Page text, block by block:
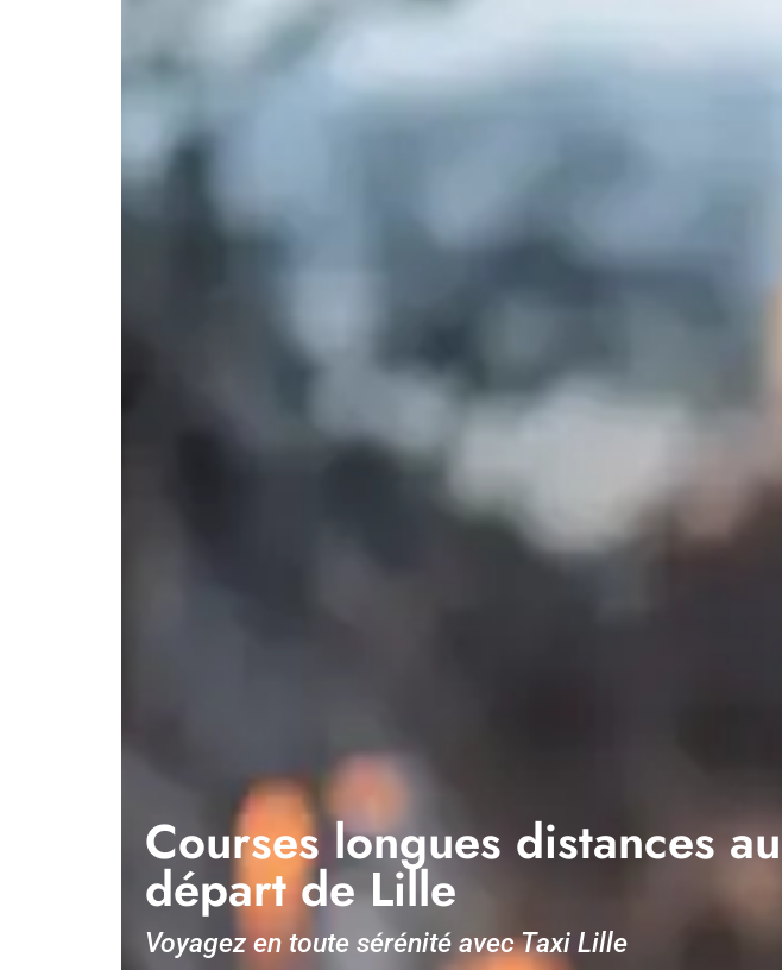
Courses longues distances au
départ de Lille
Voyagez en toute sérénité avec Taxi Lille